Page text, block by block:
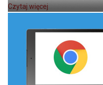
Czytaj więcej